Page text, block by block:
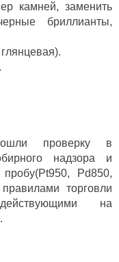
камней, заменить
бриллианты,
проверку в
надзора и
Pd850,
торговли
на